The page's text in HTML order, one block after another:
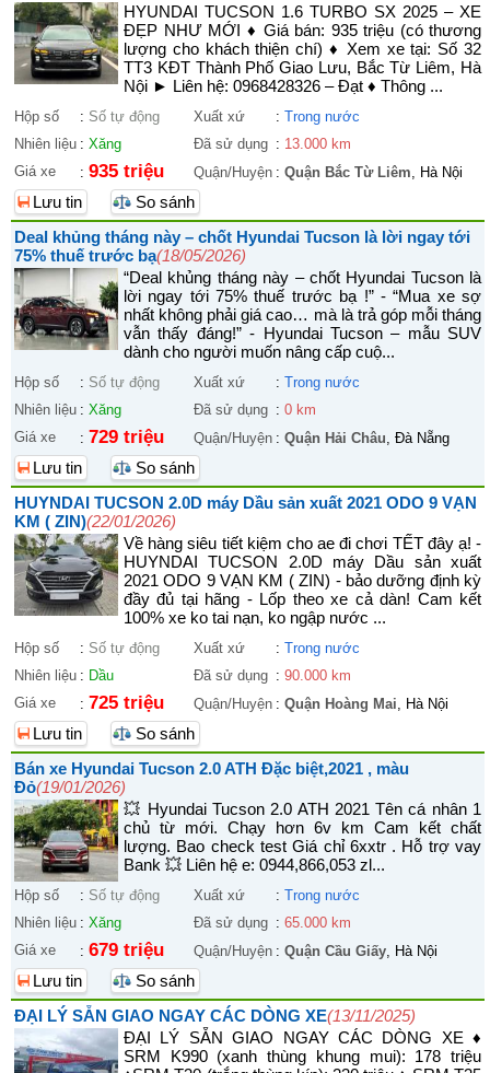
HYUNDAI TUCSON 1.6 TURBO SX 2025 – XE
ĐẸP NHƯ MỚI ♦ Giá bán: 935 triệu (có thương
lượng cho khách thiện chí) ♦ Xem xe tại: Số 32
TT3 KĐT Thành Phố Giao Lưu, Bắc Từ Liêm, Hà
Nội ► Liên hệ: 0968428326 – Đạt ♦ Thông ...
Hộp số : Số tự động Xuất xứ : Trong nước
Nhiên liệu : Xăng Đã sử dụng : 13.000 km
Giá xe
: 935 triệu Quận/Huyện : Quận Bắc Từ Liêm, Hà Nội
Lưu tin
So sánh
Deal khủng tháng này – chốt Hyundai Tucson là lời ngay tới
75% thuế trước bạ(18/05/2026)
“Deal khủng tháng này – chốt Hyundai Tucson là
lời ngay tới 75% thuế trước bạ !” - “Mua xe sợ
nhất không phải giá cao… mà là trả góp mỗi tháng
vẫn thấy đáng!” - Hyundai Tucson – mẫu SUV
dành cho người muốn nâng cấp cuộ...
Hộp số : Số tự động Xuất xứ : Trong nước
Nhiên liệu : Xăng Đã sử dụng : 0 km
Giá xe
: 729 triệu Quận/Huyện : Quận Hải Châu, Đà Nẵng
Lưu tin
So sánh
HUYNDAI TUCSON 2.0D máy Dầu sản xuất 2021 ODO 9 VẠN
KM ( ZIN)(22/01/2026)
Về hàng siêu tiết kiệm cho ae đi chơi TẾT đây ạ! -
HUYNDAI TUCSON 2.0D máy Dầu sản xuất
2021 ODO 9 VẠN KM ( ZIN) - bảo dưỡng định kỳ
đầy đủ tại hãng - Lốp theo xe cả dàn! Cam kết
100% xe ko tai nạn, ko ngập nước ...
Hộp số : Số tự động Xuất xứ : Trong nước
Nhiên liệu : Dầu Đã sử dụng : 90.000 km
Giá xe
: 725 triệu Quận/Huyện : Quận Hoàng Mai, Hà Nội
Lưu tin
So sánh
Bán xe Hyundai Tucson 2.0 ATH Đặc biệt,2021 , màu
Đỏ(19/01/2026)
💥 Hyundai Tucson 2.0 ATH 2021 Tên cá nhân 1
chủ từ mới. Chạy hơn 6v km Cam kết chất
lượng. Bao check test Giá chỉ 6xxtr . Hỗ trợ vay
Bank 💥 Liên hệ e: 0944,866,053 zl...
Hộp số : Số tự động Xuất xứ : Trong nước
Nhiên liệu : Xăng Đã sử dụng : 65.000 km
Giá xe
: 679 triệu Quận/Huyện : Quận Cầu Giấy, Hà Nội
Lưu tin
So sánh
ĐẠI LÝ SẴN GIAO NGAY CÁC DÒNG XE(13/11/2025)
ĐẠI LÝ SẴN GIAO NGAY CÁC DÒNG XE ♦
SRM K990 (xanh thùng khung mui): 178 triệu